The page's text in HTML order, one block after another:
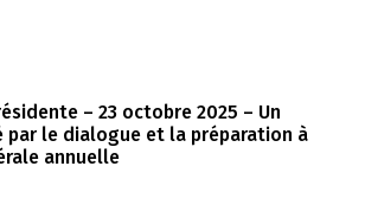
– 23 octobre 2025 – Un
par le dialogue et la préparation à
annuelle